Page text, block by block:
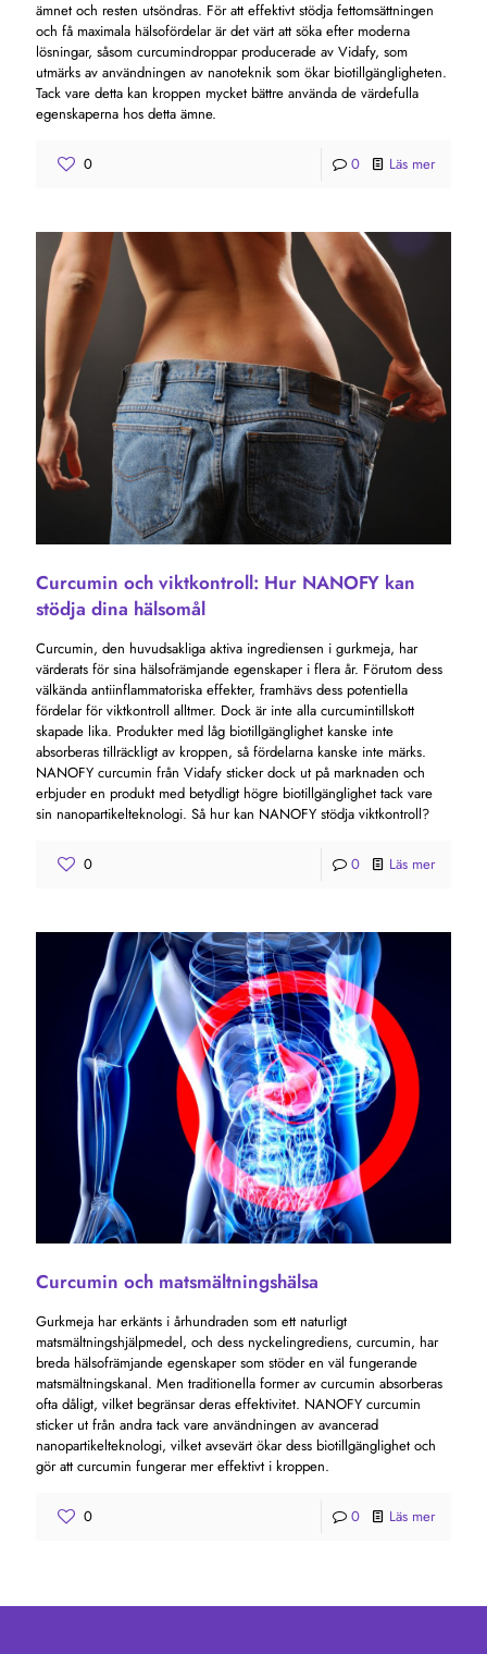
ämnet och resten utsöndras. För att effektivt stödja fettomsättningen
och få maximala hälsofördelar är det värt att söka efter moderna
lösningar, såsom curcumindroppar producerade av Vidafy, som
utmärks av användningen av nanoteknik som ökar biotillgängligheten.
Tack vare detta kan kroppen mycket bättre använda de värdefulla
egenskaperna hos detta ämne.
0 0 Läs mer
Curcumin och viktkontroll: Hur NANOFY kan
stödja dina hälsomål
Curcumin, den huvudsakliga aktiva ingrediensen i gurkmeja, har
värderats för sina hälsofrämjande egenskaper i flera år. Förutom dess
välkända antiinflammatoriska effekter, framhävs dess potentiella
fördelar för viktkontroll alltmer. Dock är inte alla curcumintillskott
skapade lika. Produkter med låg biotillgänglighet kanske inte
absorberas tillräckligt av kroppen, så fördelarna kanske inte märks.
NANOFY curcumin från Vidafy sticker dock ut på marknaden och
erbjuder en produkt med betydligt högre biotillgänglighet tack vare
sin nanopartikelteknologi. Så hur kan NANOFY stödja viktkontroll?
0 0 Läs mer
Curcumin och matsmältningshälsa
Gurkmeja har erkänts i århundraden som ett naturligt
matsmältningshjälpmedel, och dess nyckelingrediens, curcumin, har
breda hälsofrämjande egenskaper som stöder en väl fungerande
matsmältningskanal. Men traditionella former av curcumin absorberas
ofta dåligt, vilket begränsar deras effektivitet. NANOFY curcumin
sticker ut från andra tack vare användningen av avancerad
nanopartikelteknologi, vilket avsevärt ökar dess biotillgänglighet och
gör att curcumin fungerar mer effektivt i kroppen.
0 0 Läs mer